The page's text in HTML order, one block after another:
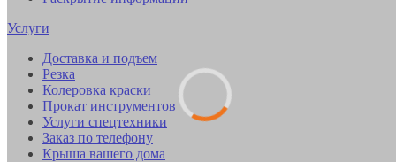
Услуги
Доставка и подъем
Резка
Колеровка краски
Прокат инструментов
Услуги спецтехники
Заказ по телефону
Крыша вашего дома